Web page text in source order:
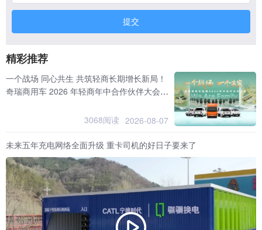
提交
精彩推荐
一个战场 同心共生 共筑轻商长期增长新局！
奇瑞商用车 2026 年轻商年中合作伙伴大会隆
3068阅读 2026-08-07
未来五年充电网络全面升级 重卡司机的好日子要来了